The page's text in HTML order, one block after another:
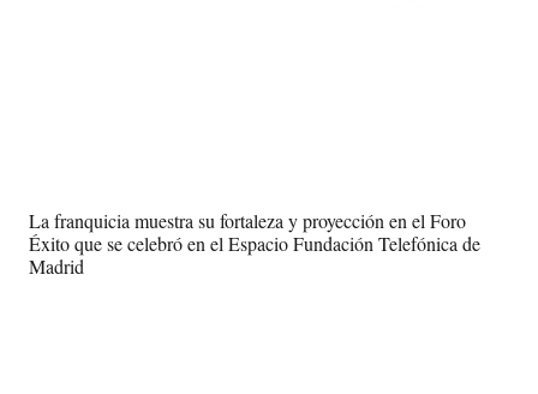
La franquicia muestra su fortaleza y proyección en el Foro
Éxito que se celebró en el Espacio Fundación Telefónica de
Madrid